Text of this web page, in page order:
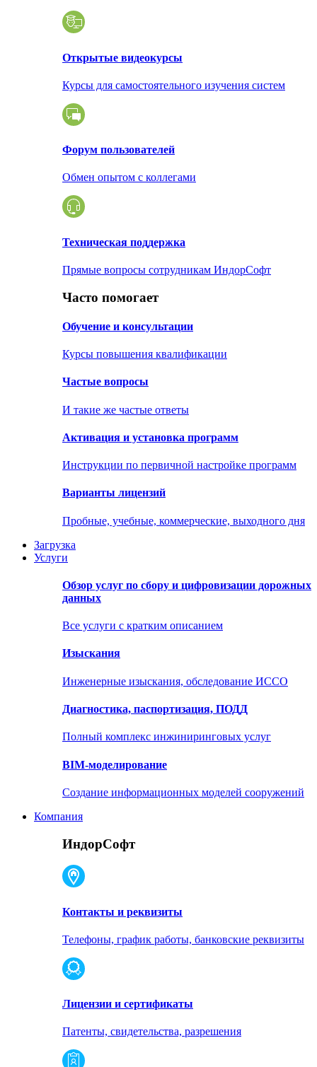
Открытые видеокурсы
Курсы для самостоятельного изучения систем
Форум пользователей
Обмен опытом с коллегами
Техническая поддержка
Прямые вопросы сотрудникам ИндорСофт
Часто помогает
Обучение и консультации
Курсы повышения квалификации
Частые вопросы
И такие же частые ответы
Активация и установка программ
Инструкции по первичной настройке программ
Варианты лицензий
Пробные, учебные, коммерческие, выходного дня
Загрузка
Услуги
Обзор услуг по сбору и цифровизации дорожных
данных
Все услуги с кратким описанием
Изыскания
Инженерные изыскания, обследование ИССО
Диагностика, паспортизация, ПОДД
Полный комплекс инжиниринговых услуг
BIM-моделирование
Создание информационных моделей сооружений
Компания
ИндорСофт
Контакты и реквизиты
Телефоны, график работы, банковские реквизиты
Лицензии и сертификаты
Патенты, свидетельства, разрешения